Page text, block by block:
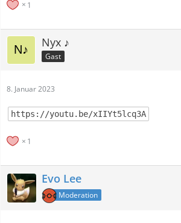
1
Nyx ♪
Gast
8. Januar 2023
https://youtu.be/xIIYt5lcq3A
1
Evo Lee
Moderation